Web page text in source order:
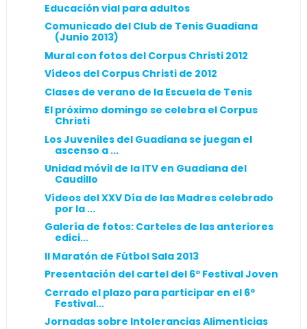
Educación vial para adultos
Comunicado del Club de Tenis Guadiana
(Junio 2013)
Mural con fotos del Corpus Christi 2012
Vídeos del Corpus Christi de 2012
Clases de verano de la Escuela de Tenis
El próximo domingo se celebra el Corpus
Christi
Los Juveniles del Guadiana se juegan el
ascenso a ...
Unidad móvil de la ITV en Guadiana del
Caudillo
Vídeos del XXV Día de las Madres celebrado
por la ...
Galería de fotos: Carteles de las anteriores
edici...
II Maratón de Fútbol Sala 2013
Presentación del cartel del 6º Festival Joven
Cerrado el plazo para participar en el 6º
Festival...
Jornadas sobre Intolerancias Alimenticias